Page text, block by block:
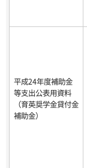
平成24年度補助金
等支出公表用資料
（育英奨学金貸付金
補助金）